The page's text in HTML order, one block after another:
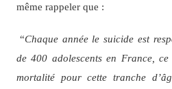
même rappeler que :
“Chaque année le suicide est
de 400 adolescents en France,
mortalité pour cette tranche